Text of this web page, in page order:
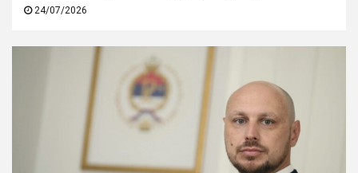
24/07/2026